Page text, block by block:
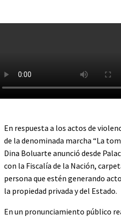
En respuesta a los actos de
de la denominada marcha “La
Dina Boluarte anunció desde
con la Fiscalía de la Nación,
persona que estén generando
la propiedad privada y del Estado.
En un pronunciamiento público